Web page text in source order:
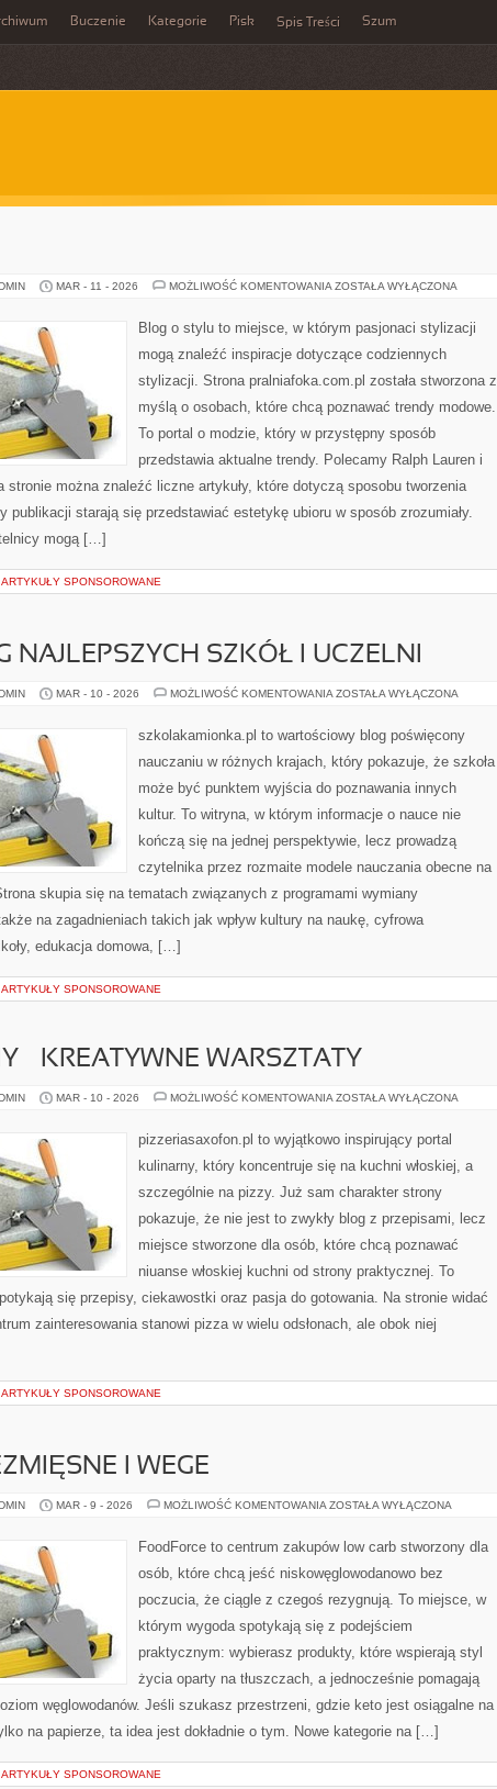
Buczenie Kategorie Pisk Spis Treści Szum
MAR - 11 - 2026 MOŻLIWOŚĆ KOMENTOWANIA ZARA
ZOSTAŁA WYŁĄCZONA
Blog o stylu to miejsce, w którym pasjonaci stylizacji
mogą znaleźć inspiracje dotyczące codziennych
stylizacji. Strona pralniafoka.com.pl została stworzona z
myślą o osobach, które chcą poznawać trendy modowe.
To portal o modzie, który w przystępny sposób
przedstawia aktualne trendy. Polecamy Ralph Lauren i
stronie można znaleźć liczne artykuły, które dotyczą sposobu tworzenia
publikacji starają się przedstawiać estetykę ubioru w sposób zrozumiały.
mogą […]
ARTYKUŁY SPONSOROWANE
NAJLEPSZYCH SZKÓŁ I UCZELNI
MAR - 10 - 2026 MOŻLIWOŚĆ KOMENTOWANIA RANKING
UCZELNI
ZOSTAŁA WYŁĄCZONA
szkolakamionka.pl to wartościowy blog poświęcony
nauczaniu w różnych krajach, który pokazuje, że szkoła
może być punktem wyjścia do poznawania innych
kultur. To witryna, w którym informacje o nauce nie
kończą się na jednej perspektywie, lecz prowadzą
czytelnika przez rozmaite modele nauczania obecne na
skupia się na tematach związanych z programami wymiany
na zagadnieniach takich jak wpływ kultury na naukę, cyfrowa
edukacja domowa, […]
ARTYKUŁY SPONSOROWANE
– KREATYWNE WARSZTATY
MAR - 10 - 2026 MOŻLIWOŚĆ KOMENTOWANIA PIZZA
KREATYWNE
WARSZTATY
ZOSTAŁA WYŁĄCZONA
pizzeriasaxofon.pl to wyjątkowo inspirujący portal
kulinarny, który koncentruje się na kuchni włoskiej, a
szczególnie na pizzy. Już sam charakter strony
pokazuje, że nie jest to zwykły blog z przepisami, lecz
miejsce stworzone dla osób, które chcą poznawać
niuanse włoskiej kuchni od strony praktycznej. To
się przepisy, ciekawostki oraz pasja do gotowania. Na stronie widać
zainteresowania stanowi pizza w wielu odsłonach, ale obok niej
ARTYKUŁY SPONSOROWANE
I WEGE
MAR - 9 - 2026 MOŻLIWOŚĆ KOMENTOWANIA KETO
WEGE
ZOSTAŁA WYŁĄCZONA
FoodForce to centrum zakupów low carb stworzony dla
osób, które chcą jeść niskowęglowodanowo bez
poczucia, że ciągle z czegoś rezygnują. To miejsce, w
którym wygoda spotykają się z podejściem
praktycznym: wybierasz produkty, które wspierają styl
życia oparty na tłuszczach, a jednocześnie pomagają
węglowodanów. Jeśli szukasz przestrzeni, gdzie keto jest osiągalne na
na papierze, ta idea jest dokładnie o tym. Nowe kategorie na […]
ARTYKUŁY SPONSOROWANE